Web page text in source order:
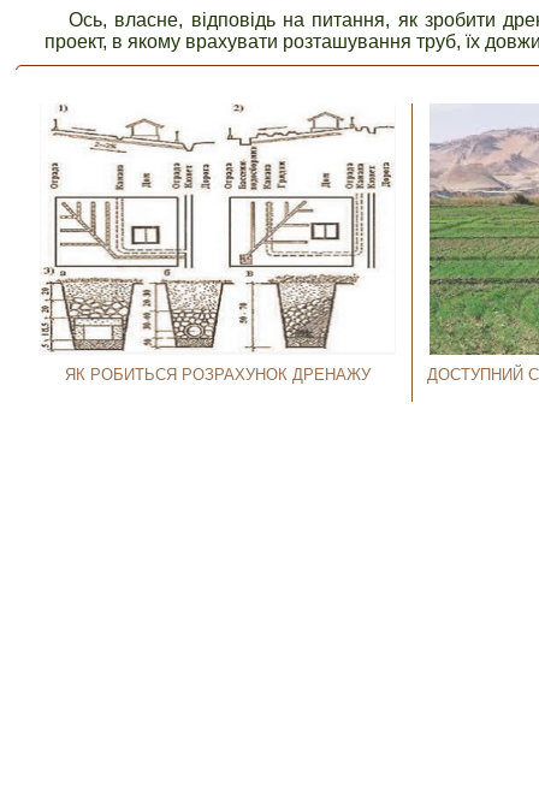
Ось, власне, відповідь на питання, як зробити
проект, в якому врахувати розташування труб, їх
ЯК РОБИТЬСЯ РОЗРАХУНОК ДРЕНАЖУ ДОСТУПНИЙ